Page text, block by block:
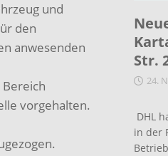
und
den
anwesenden
vorgehalten.
Str.
24.
DHL
in der